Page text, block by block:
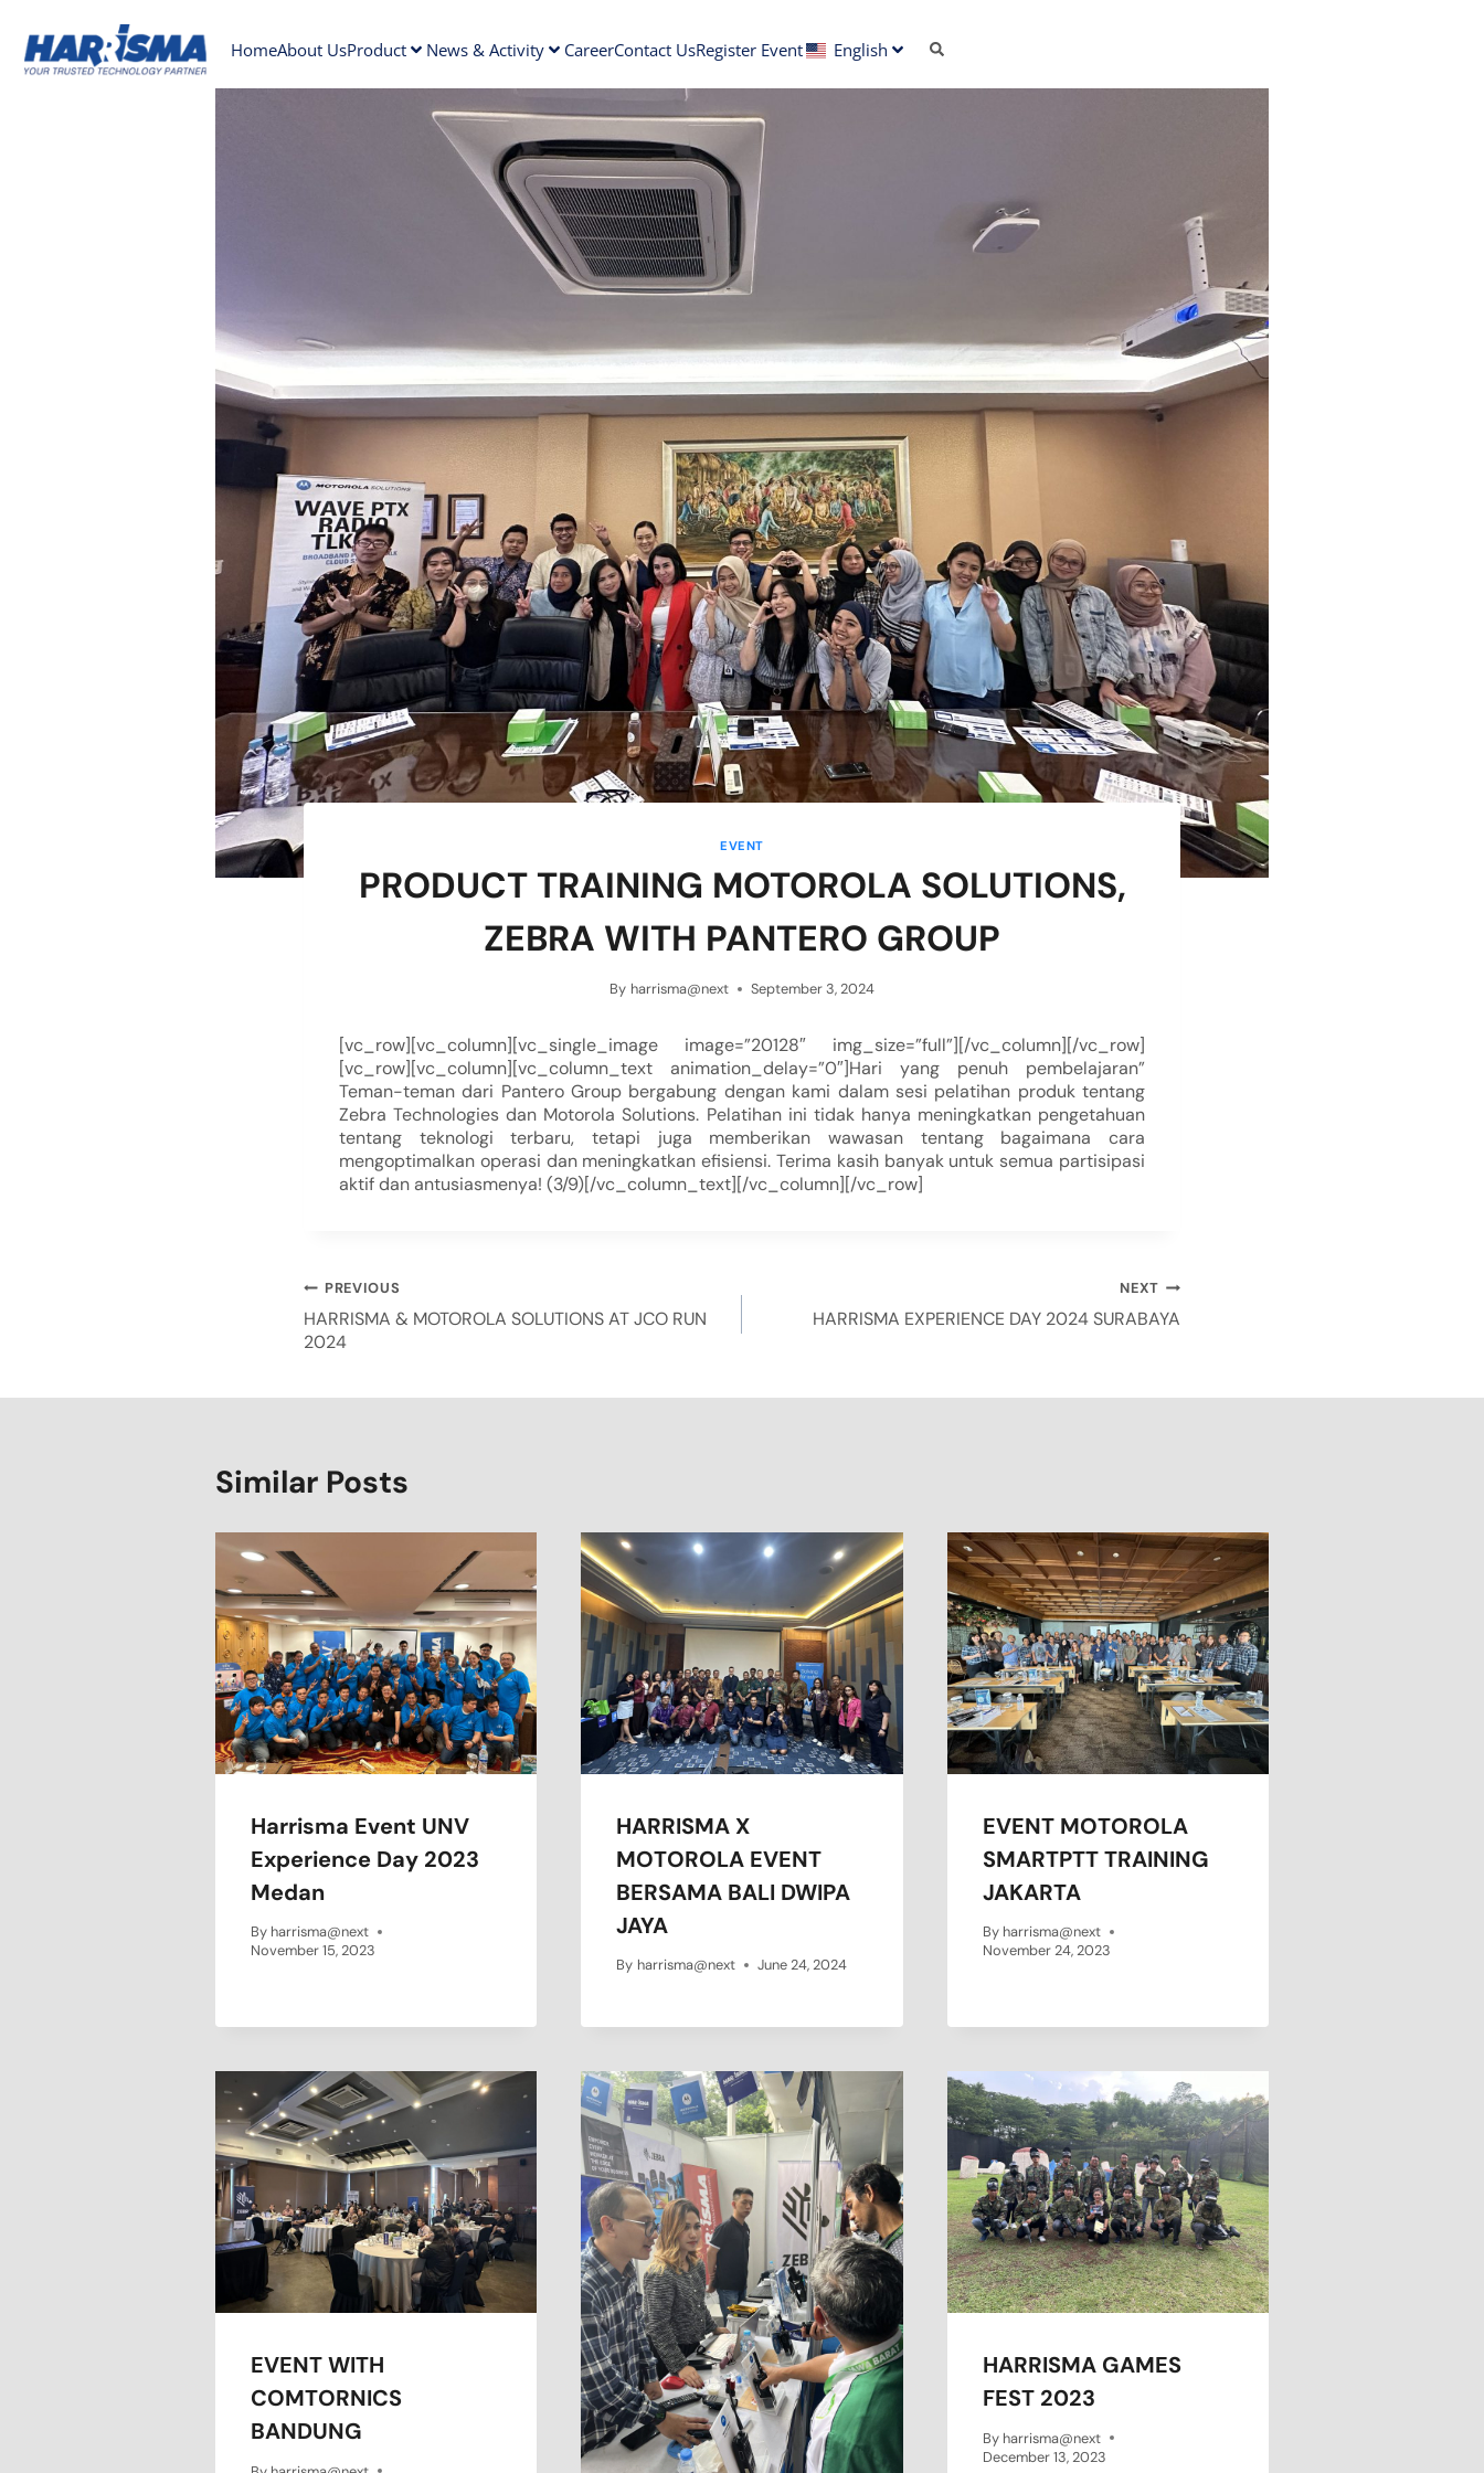
HomeAbout UsProduct News & Activity CareerContact UsRegister Event English
EVENT
PRODUCT TRAINING MOTOROLA SOLUTIONS,
ZEBRA WITH PANTERO GROUP
By harrisma@next September 3, 2024
[vc_row][vc_column][vc_single_image image=”20128″ img_size=”full”][/vc_column][/vc_row]
[vc_row][vc_column][vc_column_text animation_delay=”0″]Hari yang penuh pembelajaran”
Teman-teman dari Pantero Group bergabung dengan kami dalam sesi pelatihan produk tentang
Zebra Technologies dan Motorola Solutions. Pelatihan ini tidak hanya meningkatkan pengetahuan
tentang teknologi terbaru, tetapi juga memberikan wawasan tentang bagaimana cara
mengoptimalkan operasi dan meningkatkan efisiensi. Terima kasih banyak untuk semua partisipasi
aktif dan antusiasmenya! (3/9)[/vc_column_text][/vc_column][/vc_row]
PREVIOUS
HARRISMA & MOTOROLA SOLUTIONS AT JCO RUN
2024
NEXT
HARRISMA EXPERIENCE DAY 2024 SURABAYA
Similar Posts
Harrisma Event UNV
Experience Day 2023
Medan
By harrisma@next
November 15, 2023
HARRISMA X
MOTOROLA EVENT
BERSAMA BALI DWIPA
JAYA
By harrisma@next June 24, 2024
EVENT MOTOROLA
SMARTPTT TRAINING
JAKARTA
By harrisma@next
November 24, 2023
EVENT WITH
COMTORNICS
BANDUNG
HARRISMA GAMES
FEST 2023
By harrisma@next
December 13, 2023